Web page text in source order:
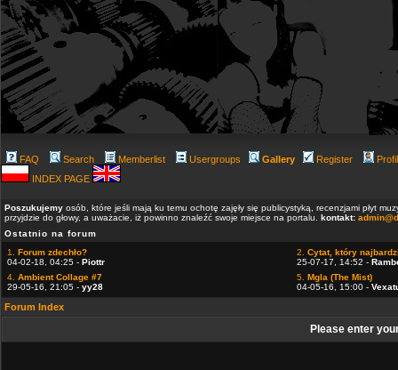
FAQ Search Memberlist Usergroups Gallery Register
INDEX PAGE
Poszukujemy osób, które jeśli mają ku temu ochotę zajęły się publicystyką, recenzjami płyt
przyjdzie do głowy, a uważacie, iż powinno znaleźć swoje miejsce na portalu. kontakt:
Ostatnio na forum
1. Forum zdechło?
04-02-18, 04:25 - Piottr
2. Cytat, który
25-07-17, 14:52 -
4. Ambient Collage #7
29-05-16, 21:05 - yy28
5. Mgla (The Mist)
04-05-16, 15:00 -
Forum Index
Please enter